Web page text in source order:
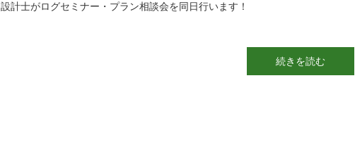
設計士がログセミナー・プラン相談会を同日行います！
続きを読む